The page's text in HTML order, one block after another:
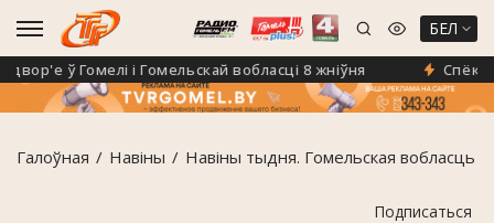
БЕЛ
ў Гомелі і Гомельскай вобласці 8 жніўня Спёка
Галоўная Навiны Навіны тыдня. Гомельская вобласць
Подписаться